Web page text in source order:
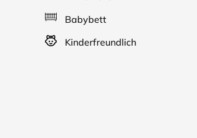
Babybett
Kinderfreundlich